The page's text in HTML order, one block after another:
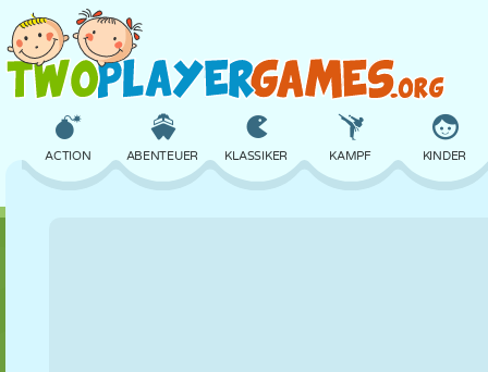
ACTION ABENTEUER KLASSIKER KAMPF KINDER